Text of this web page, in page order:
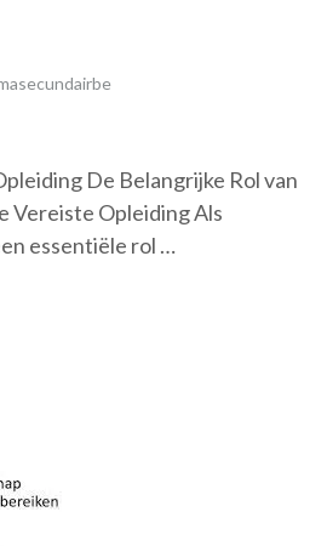
De Belangrijke Rol van
Vereiste Opleiding Als
essentiële rol …